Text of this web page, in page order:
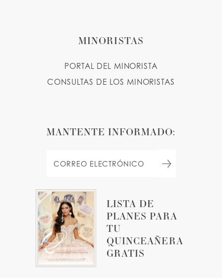
LISTA DE
PLANES PARA
TU
QUINCEAÑERA
GRATIS
MINORISTAS
PORTAL DEL MINORISTA
CONSULTAS DE LOS MINORISTAS
MANTENTE INFORMADO: